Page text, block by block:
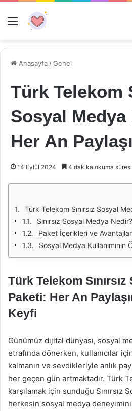
Menü
Anasayfa /Genel
Türk Telekom
Sosyal
Her An
14 Eylül 2024 4 dakika okuma süresi
Türk Telekom Sınırsız Sosyal Medya Paketi:
Sınırsız Sosyal Medya Nedir?
Paket İçerikleri ve
Sosyal Medya Kullanımının
Türk Telekom
Paketi: Her An
Keyfi
Günümüz dijital dünyası, sosyal
etrafında dönerken, kullanıcılar
kalmanın ve sevdikleriyle anlık
her geçen gün artmaktadır. Türk
karşılamak için sunduğu Sınırsız
herkesin sosyal medya deneyimini